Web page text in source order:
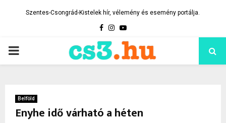
Szentes-Csongrád-Kistelek hír, vélemény és esemény portálja.
Facebook
Instagram
Youtube
PRIMARY
Belföld
Enyhe idő várható a héten